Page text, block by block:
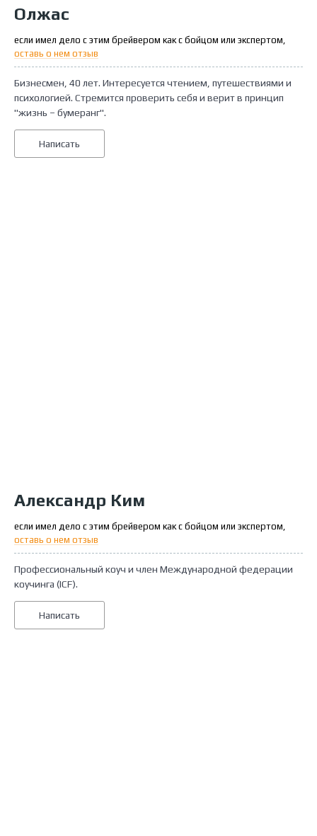
Олжас
если имел дело с этим брейвером как с бойцом или экспертом,
оставь о нем отзыв
Бизнесмен, 40 лет. Интересуется чтением, путешествиями и
психологией. Стремится проверить себя и верит в принцип
"жизнь – бумеранг".
Написать
Александр Ким
если имел дело с этим брейвером как с бойцом или экспертом,
оставь о нем отзыв
Профессиональный коуч и член Международной федерации
коучинга (ICF).
Написать